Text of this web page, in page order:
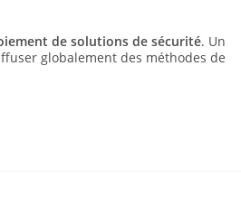
de solutions de sécurité. Un
globalement des méthodes de